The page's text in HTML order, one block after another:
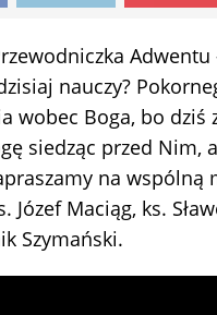
Adwentu
nauczy?
wobec Boga, bo dziś
siedząc przed Nim,
na wspólną
Józef Maciąg, ks.
Szymański.